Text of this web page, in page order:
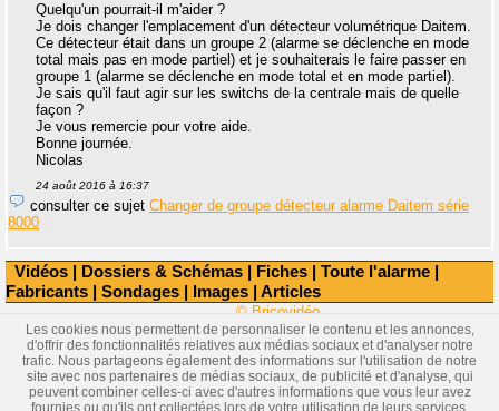
Vidéos | Dossiers & Schémas | Fiches | Toute l'alarme |
Fabricants | Sondages | Images | Articles
Quelqu'un pourrait-il m'aider ?
Je dois changer l'emplacement d'un détecteur volumétrique Daitem.
Ce détecteur était dans un groupe 2 (alarme se déclenche en mode
total mais pas en mode partiel) et je souhaiterais le faire passer en
groupe 1 (alarme se déclenche en mode total et en mode partiel).
Je sais qu'il faut agir sur les switchs de la centrale mais de quelle
façon ?
Je vous remercie pour votre aide.
Bonne journée.
Nicolas
24 août 2016 à 16:37
consulter ce sujet Changer de groupe détecteur alarme Daitem série
8000
© Bricovidéo
Les cookies nous permettent de personnaliser le contenu et les annonces,
d'offrir des fonctionnalités relatives aux médias sociaux et d'analyser notre
trafic. Nous partageons également des informations sur l'utilisation de notre
site avec nos partenaires de médias sociaux, de publicité et d'analyse, qui
peuvent combiner celles-ci avec d'autres informations que vous leur avez
fournies ou qu'ils ont collectées lors de votre utilisation de leurs services.